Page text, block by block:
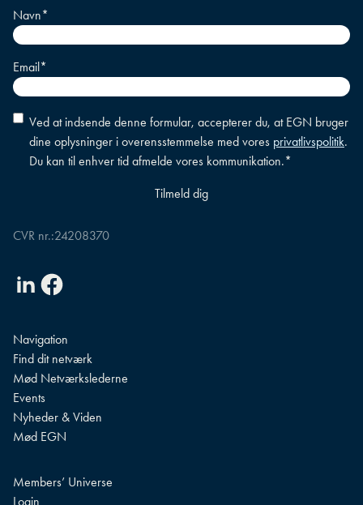
Navn*
Email*
Accepter
betingelser*
Ved at indsende denne formular, accepterer du, at EGN bruger
dine oplysninger i overensstemmelse med vores privatlivspolitik.
Du kan til enhver tid afmelde vores kommunikation.*
CVR nr.:24208370
LinkedinFacebook
Navigation
Find dit netværk
Mød Netværkslederne
Events
Nyheder & Viden
Mød EGN
Members’ Universe
Login